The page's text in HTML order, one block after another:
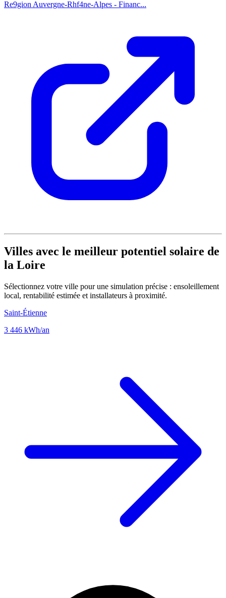
Re9gion Auvergne-Rhf4ne-Alpes - Financ...
Villes avec le meilleur potentiel solaire de
la Loire
Sélectionnez votre ville pour une simulation précise : ensoleillement
local, rentabilité estimée et installateurs à proximité.
Saint-Étienne
3 446 kWh/an